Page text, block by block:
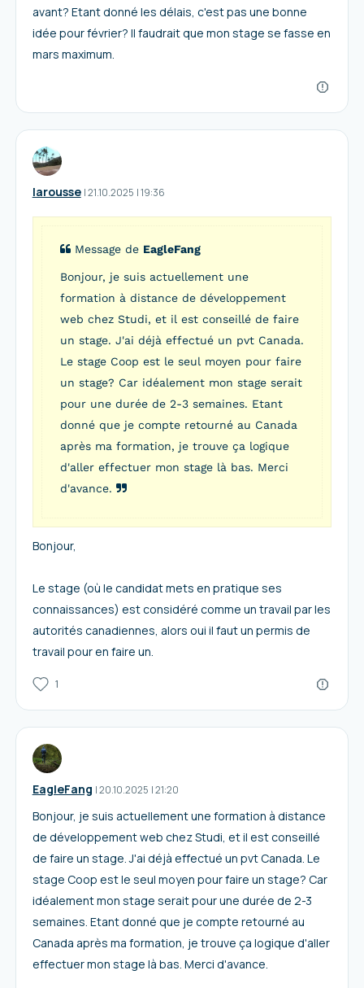
avant? Etant donné les délais, c'est pas une bonne
idée pour février? Il faudrait que mon stage se fasse en
mars maximum.
larousse I21.10.2025 |19:36
Message de EagleFang
Bonjour, je suis actuellement une
formation à distance de développement
web chez Studi, et il est conseillé de faire
un stage. J'ai déjà effectué un pvt Canada.
Le stage Coop est le seul moyen pour faire
un stage? Car idéalement mon stage serait
pour une durée de 2-3 semaines. Etant
donné que je compte retourné au Canada
après ma formation, je trouve ça logique
d'aller effectuer mon stage là bas. Merci
d'avance.
Bonjour,
Le stage (où le candidat mets en pratique ses
connaissances) est considéré comme un travail par les
autorités canadiennes, alors oui il faut un permis de
travail pour en faire un.
1
EagleFang I20.10.2025 |21:20
Bonjour, je suis actuellement une formation à distance
de développement web chez Studi, et il est conseillé
de faire un stage. J'ai déjà effectué un pvt Canada. Le
stage Coop est le seul moyen pour faire un stage? Car
idéalement mon stage serait pour une durée de 2-3
semaines. Etant donné que je compte retourné au
Canada après ma formation, je trouve ça logique d'aller
effectuer mon stage là bas. Merci d'avance.